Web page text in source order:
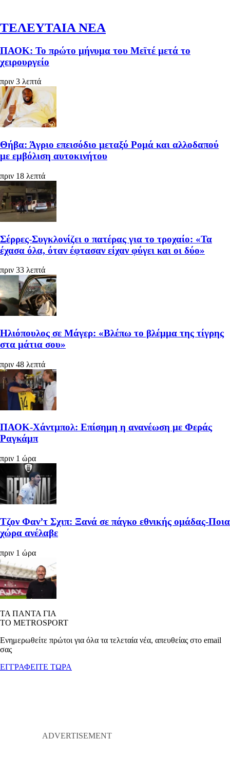
ΤΕΛΕΥΤΑΙΑ ΝΕΑ
ΠΑΟΚ: Το πρώτο μήνυμα του Μεϊτέ μετά το
χειρουργείο
πριν 3 λεπτά
Θήβα: Άγριο επεισόδιο μεταξύ Ρομά και αλλοδαπού
με εμβόλιση αυτοκινήτου
πριν 18 λεπτά
Σέρρες-Συγκλονίζει ο πατέρας για το τροχαίο: «Τα
έχασα όλα, όταν έφτασαν είχαν φύγει και οι δύο»
πριν 33 λεπτά
Ηλιόπουλος σε Μάγερ: «Βλέπω το βλέμμα της τίγρης
στα μάτια σου»
πριν 48 λεπτά
ΠΑΟΚ-Χάντμπολ: Επίσημη η ανανέωση με Φεράς
Ραγκάμπ
πριν 1 ώρα
Τζον Φαν’τ Σχιπ: Ξανά σε πάγκο εθνικής ομάδας-Ποια
χώρα ανέλαβε
πριν 1 ώρα
ΤΑ ΠΑΝΤΑ ΓΙΑ
ΤΟ METROSPORT
Ενημερωθείτε πρώτοι για όλα τα τελεταία νέα, απευθείας στο email
σας
ΕΓΓΡΑΦΕΙΤΕ ΤΩΡΑ